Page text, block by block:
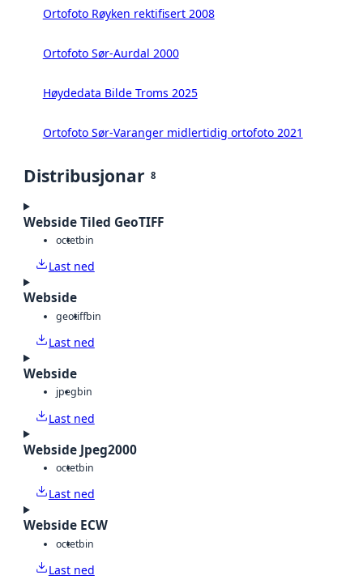
Ortofoto Røyken rektifisert 2008
Ortofoto Sør-Aurdal 2000
Høydedata Bilde Troms 2025
Ortofoto Sør-Varanger midlertidig ortofoto 2021
Distribusjonar 8
Webside Tiled GeoTIFF
octetbin
Last ned
Webside
geotiffbin
Last ned
Webside
jpegbin
Last ned
Webside Jpeg2000
octetbin
Last ned
Webside ECW
octetbin
Last ned